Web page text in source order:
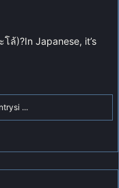
โล้)?In Japanese, it’s
...